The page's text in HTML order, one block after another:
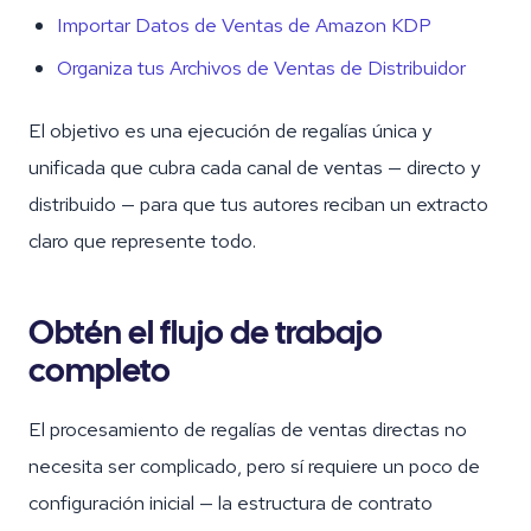
Importar Datos de Ventas de Amazon KDP
Organiza tus Archivos de Ventas de Distribuidor
El objetivo es una ejecución de regalías única y
unificada que cubra cada canal de ventas — directo y
distribuido — para que tus autores reciban un extracto
claro que represente todo.
Obtén el flujo de trabajo
completo
El procesamiento de regalías de ventas directas no
necesita ser complicado, pero sí requiere un poco de
configuración inicial — la estructura de contrato